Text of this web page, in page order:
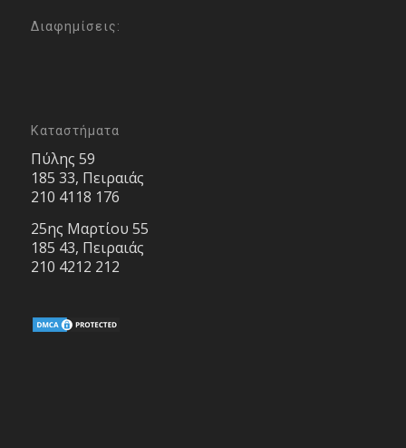
Διαφημίσεις:
Καταστήματα
Πύλης 59
185 33, Πειραιάς
210 4118 176
25ης Μαρτίου 55
185 43, Πειραιάς
210 4212 212